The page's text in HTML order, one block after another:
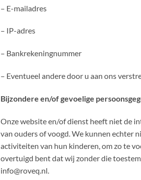
– E-mailadres
– IP-adres
– Bankrekeningnummer
– Eventueel andere door u aan ons
Bijzondere en/of gevoelige
Onze website en/of dienst heeft niet de
van ouders of voogd. We kunnen echter
activiteiten van hun kinderen, om zo te
overtuigd bent dat wij zonder die
info@roveq.nl.